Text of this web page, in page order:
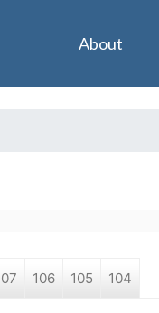
106 105 104
About